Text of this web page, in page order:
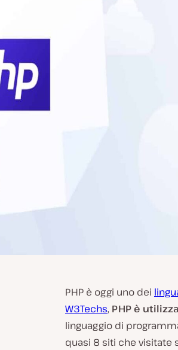
PHP è oggi uno dei
W3Techs, PHP è
linguaggio di
quasi 8 siti che visitate